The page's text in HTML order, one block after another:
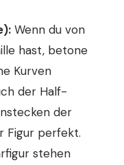
Wenn du von
hast, betone
Kurven
der Half-
der
Figur perfekt.
stehen